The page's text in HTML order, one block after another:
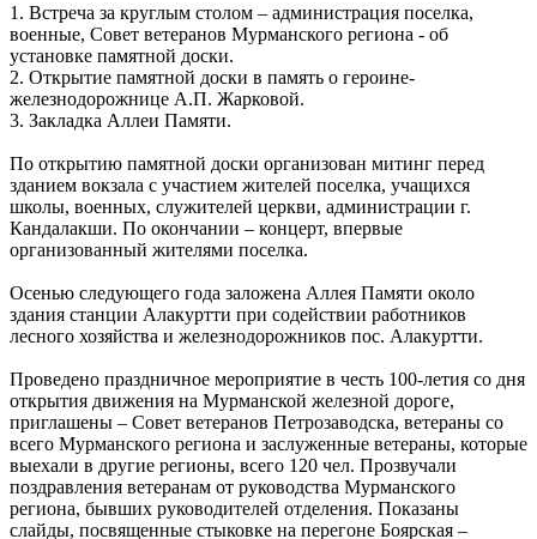
1. Встреча за круглым столом – администрация поселка,
военные, Совет ветеранов Мурманского региона - об
установке памятной доски.
2. Открытие памятной доски в память о героине-
железнодорожнице А.П. Жарковой.
3. Закладка Аллеи Памяти.
По открытию памятной доски организован митинг перед
зданием вокзала с участием жителей поселка, учащихся
школы, военных, служителей церкви, администрации г.
Кандалакши. По окончании – концерт, впервые
организованный жителями поселка.
Осенью следующего года заложена Аллея Памяти около
здания станции Алакуртти при содействии работников
лесного хозяйства и железнодорожников пос. Алакуртти.
Проведено праздничное мероприятие в честь 100-летия со дня
открытия движения на Мурманской железной дороге,
приглашены – Совет ветеранов Петрозаводска, ветераны со
всего Мурманского региона и заслуженные ветераны, которые
выехали в другие регионы, всего 120 чел. Прозвучали
поздравления ветеранам от руководства Мурманского
региона, бывших руководителей отделения. Показаны
слайды, посвященные стыковке на перегоне Боярская –